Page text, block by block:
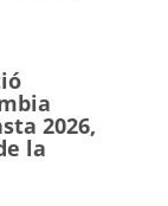
2026,
la